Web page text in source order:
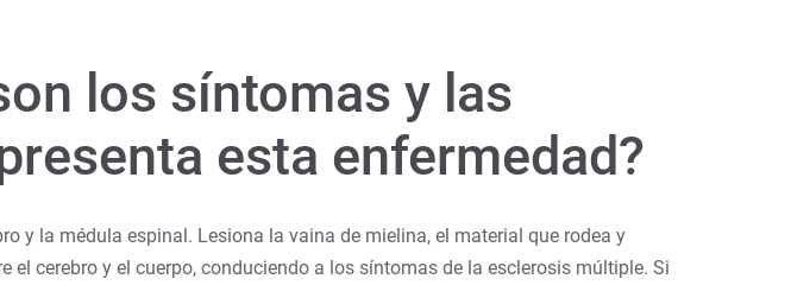
los síntomas y las
esta enfermedad?
y la médula espinal. Lesiona la vaina de mielina, el material que rodea y
cerebro y el cuerpo, conduciendo a los síntomas de la esclerosis múltiple. Si